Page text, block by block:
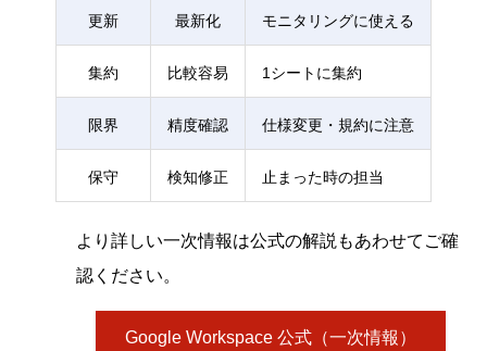
更新 最新化 モニタリングに使える
集約 比較容易 1シートに集約
限界 精度確認 仕様変更・規約に注意
保守 検知修正 止まった時の担当
より詳しい一次情報は公式の解説もあわせてご確
認ください。
Google Workspace 公式（一次情報）